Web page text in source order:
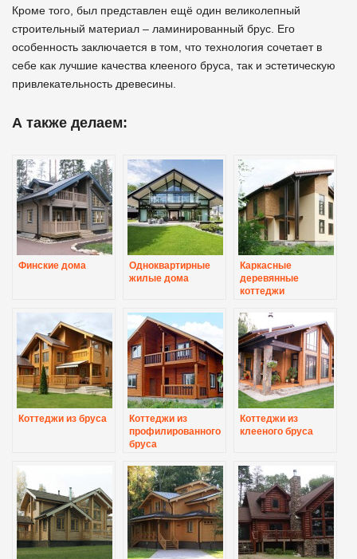
Кроме того, был представлен ещё один великолепный
строительный материал – ламинированный брус. Его
особенность заключается в том, что технология сочетает в
себе как лучшие качества клееного бруса, так и эстетическую
привлекательность древесины.
А также делаем:
Финские дома
Одноквартирные
жилые дома
Каркасные
деревянные
коттеджи
Коттеджи из бруса
Коттеджи из
профилированного
бруса
Коттеджи из
клееного бруса